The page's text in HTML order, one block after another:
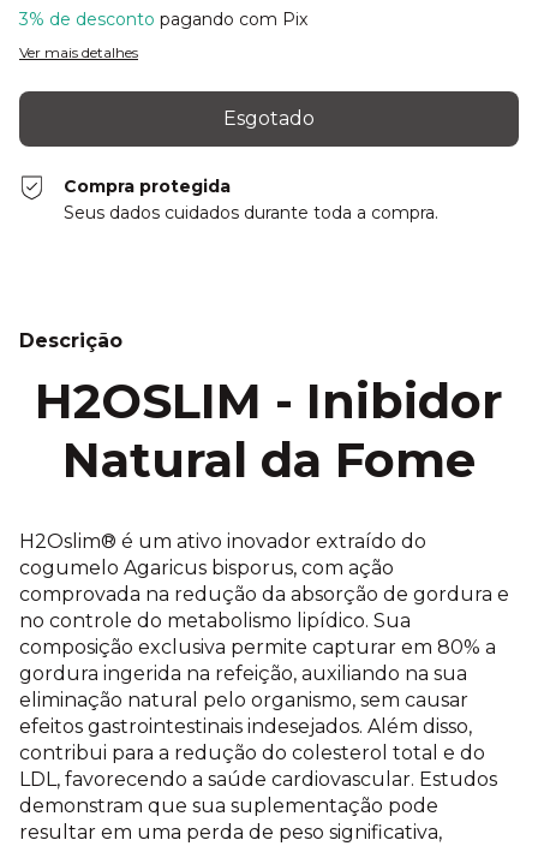
3% de desconto pagando com Pix
Ver mais detalhes
Compra protegida
Seus dados cuidados durante toda a compra.
Descrição
H2OSLIM - Inibidor
Natural da Fome
H2Oslim® é um ativo inovador extraído do
cogumelo Agaricus bisporus, com ação
comprovada na redução da absorção de gordura e
no controle do metabolismo lipídico. Sua
composição exclusiva permite capturar em 80% a
gordura ingerida na refeição, auxiliando na sua
eliminação natural pelo organismo, sem causar
efeitos gastrointestinais indesejados. Além disso,
contribui para a redução do colesterol total e do
LDL, favorecendo a saúde cardiovascular. Estudos
demonstram que sua suplementação pode
resultar em uma perda de peso significativa,